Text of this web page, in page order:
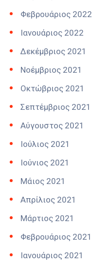
Φεβρουάριος 2022
Ιανουάριος 2022
Δεκέμβριος 2021
Νοέμβριος 2021
Οκτώβριος 2021
Σεπτέμβριος 2021
Αύγουστος 2021
Ιούλιος 2021
Ιούνιος 2021
Μάιος 2021
Απρίλιος 2021
Μάρτιος 2021
Φεβρουάριος 2021
Ιανουάριος 2021